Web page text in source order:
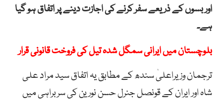
اور بسوں کے ذریعے سفر کرنے کی اجازت دینے پر اتفاق ہو گیا
ہے۔
بلوچستان میں ایرانی سمگل شدہ تیل کی فروخت قانونی قرار
ترجمان وزیراعلیٰ سندھ کے مطابق یہ اتفاق سید مراد علی
شاہ اور ایران کے قونصل جنرل حسن نورین کی سربراہی میں